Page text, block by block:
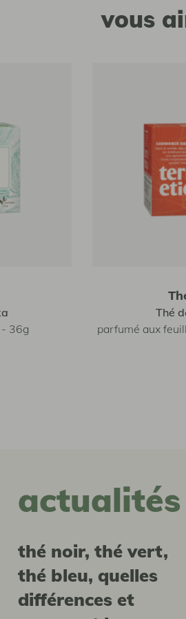
vous
36g
Thé
parfumé aux
actualités
Thé noir, thé vert,
thé bleu, quelles
différences et